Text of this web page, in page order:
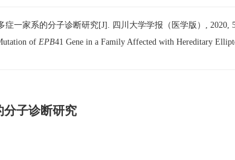
一家系的分子诊断研究[J]. 四川大学学报（医学版）, 2020,
of EPB41 Gene in a Family Affected with Hereditary
分子诊断研究